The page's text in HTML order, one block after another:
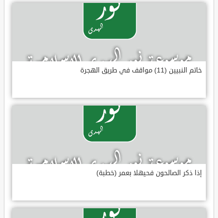
خاتم النبيين (11) مواقف في طريق الهجرة
إذا ذكر الصالحون فحيهلا بعمر (خطبة)